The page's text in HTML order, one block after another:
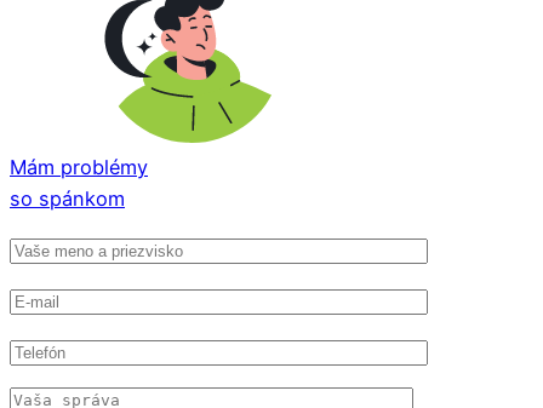
Mám problémy
so spánkom